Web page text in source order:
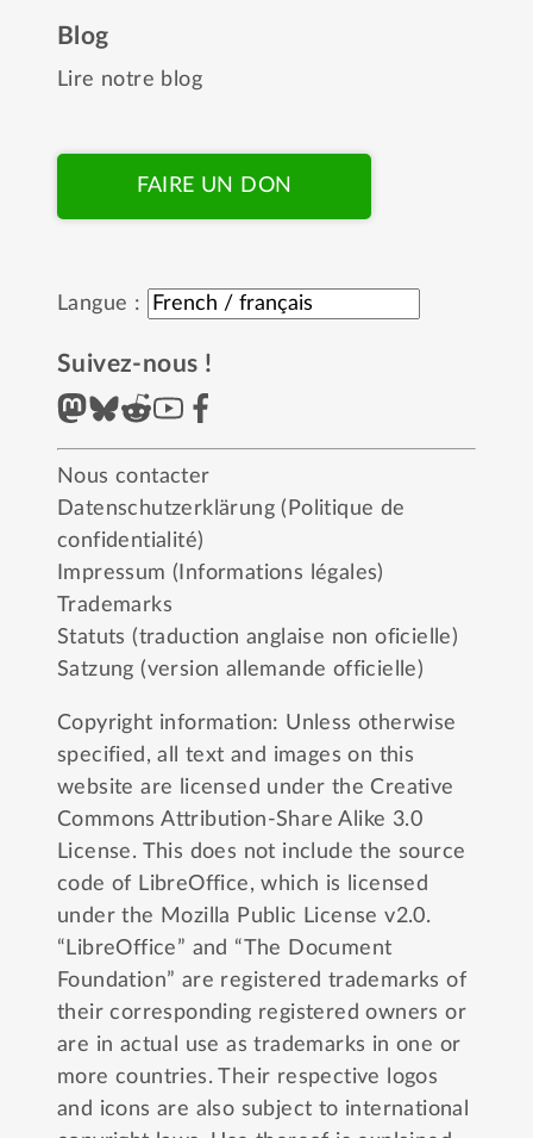
Blog
Lire notre blog
FAIRE UN DON
Langue :
Suivez-nous !
Nous contacter
Datenschutzerklärung (Politique de
confidentialité)
Impressum (Informations légales)
Trademarks
Statuts (traduction anglaise non oficielle)
Satzung (version allemande officielle)
Copyright information: Unless otherwise
specified, all text and images on this
website are licensed under the Creative
Commons Attribution-Share Alike 3.0
License. This does not include the source
code of LibreOffice, which is licensed
under the Mozilla Public License v2.0.
“LibreOffice” and “The Document
Foundation” are registered trademarks of
their corresponding registered owners or
are in actual use as trademarks in one or
more countries. Their respective logos
and icons are also subject to international